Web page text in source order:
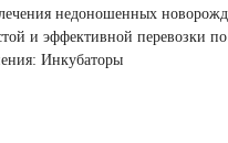
недоношенных
и эффективной перевозки
Инкубаторы